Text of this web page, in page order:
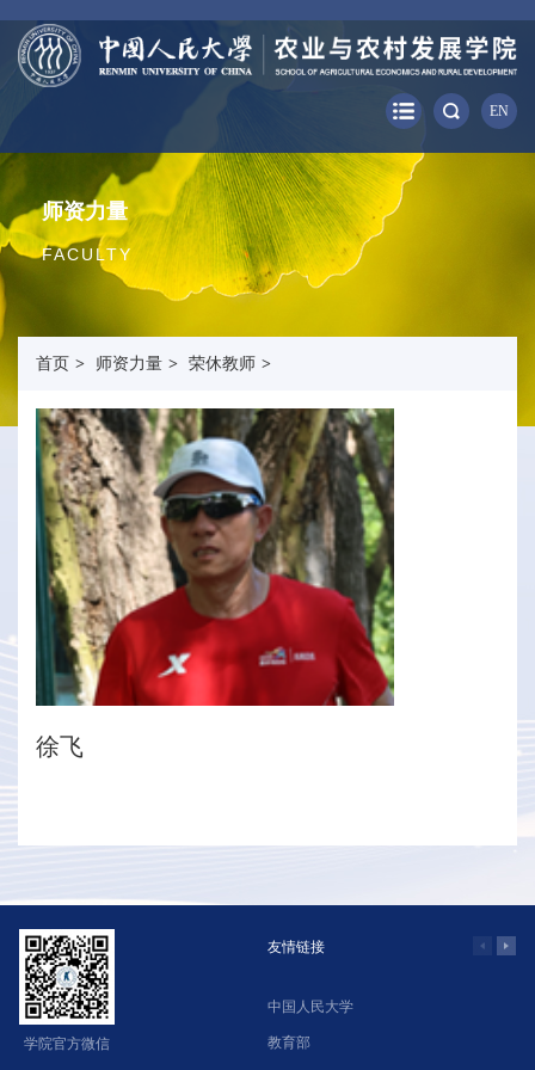
EN
师资力量
FACULTY
首页 > 师资力量 > 荣休教师 >
徐飞
学院官方微信
友情链接
中国人民大学
教育部